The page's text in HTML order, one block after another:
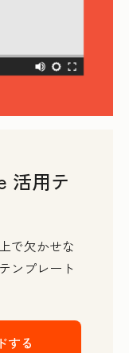
活用テ
で欠かせな
ンプレート
する